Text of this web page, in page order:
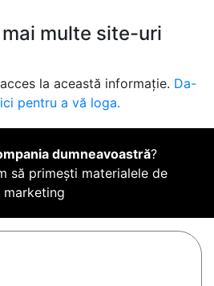
multe site-uri
la această informație. Da-
pentru a vă loga.
dumneavoastră?
să primești materialele de
marketing